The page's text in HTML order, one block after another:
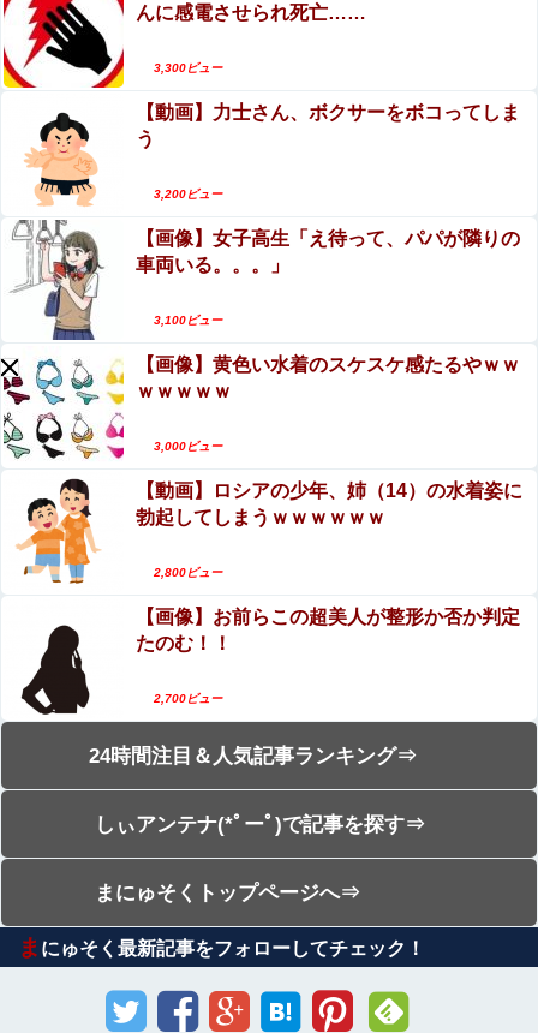
Powered by livedoor 相互RSS
んに感電させられ死亡……
3,300ビュー
【動画】力士さん、ボクサーをボコってしま
う
3,200ビュー
【画像】女子高生「え待って、パパが隣りの
車両いる。。。」
3,100ビュー
【画像】黄色い水着のスケスケ感たるやｗｗ
ｗｗｗｗｗ
3,000ビュー
【動画】ロシアの少年、姉（14）の水着姿に
勃起してしまうｗｗｗｗｗｗ
2,800ビュー
【画像】お前らこの超美人が整形か否か判定
たのむ！！
2,700ビュー
24時間注目＆人気記事ランキング⇒
しぃアンテナ(*ﾟーﾟ)で記事を探す⇒
まにゅそくトップページへ⇒
ま にゅそく最新記事をフォローしてチェック！
Sponsored Link